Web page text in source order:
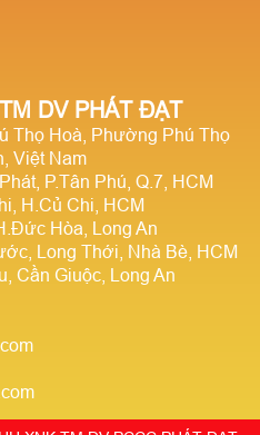
DV PHÁT ĐẠT
Thọ Hoà, Phường Phú Thọ
Việt Nam
P.Tân Phú, Q.7, HCM
H.Củ Chi, HCM
Hòa, Long An
Long Thới, Nhà Bè, HCM
Cần Giuộc, Long An